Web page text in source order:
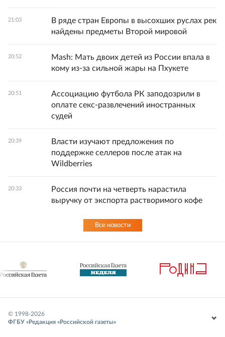
21:03
В ряде стран Европы в высохших руслах рек
найдены предметы Второй мировой
20:52
Mash: Мать двоих детей из России впала в
кому из-за сильной жары на Пхукете
20:51
Ассоциацию футбола РК заподозрили в
оплате секс-развлечений иностранных
судей
20:39
Власти изучают предложения по
поддержке селлеров после атак на
Wildberries
20:33
Россия почти на четверть нарастила
выручку от экспорта растворимого кофе
Все новости
© 1998-2026
ФГБУ «Редакция «Российской газеты»